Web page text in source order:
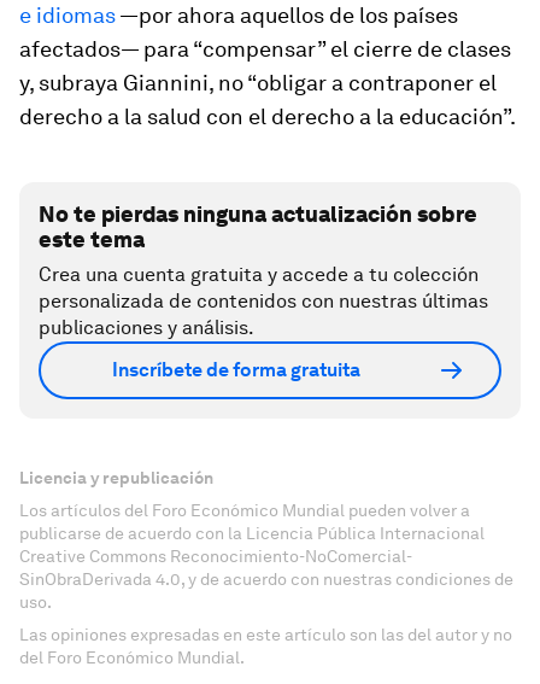
e idiomas—por ahora aquellos de los países
afectados— para “compensar” el cierre de clases
y, subraya Giannini, no “obligar a contraponer el
derecho a la salud con el derecho a la educación”.
No te pierdas ninguna actualización sobre
este tema
Crea una cuenta gratuita y accede a tu colección
personalizada de contenidos con nuestras últimas
publicaciones y análisis.
Inscríbete de forma gratuita
Licencia y republicación
Los artículos del Foro Económico Mundial pueden volver a
publicarse de acuerdo con la Licencia Pública Internacional
Creative Commons Reconocimiento-NoComercial-
SinObraDerivada 4.0, y de acuerdo con nuestras condiciones de
uso.
Las opiniones expresadas en este artículo son las del autor y no
del Foro Económico Mundial.